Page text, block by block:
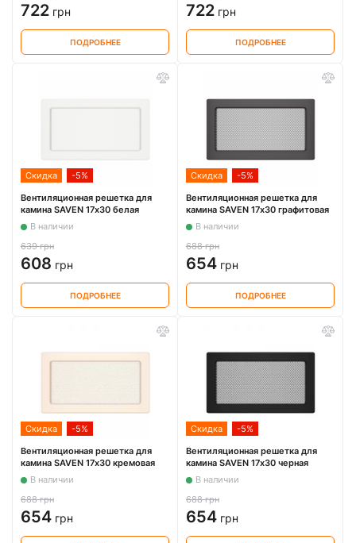
722 грн
ПОДРОБНЕЕ
722 грн
ПОДРОБНЕЕ
Скидка -5%
Вентиляционная решетка для
камина SAVEN 17х30 белая
В наличии
639 грн
608 грн
ПОДРОБНЕЕ
Скидка -5%
Вентиляционная решетка для
камина SAVEN 17х30 графитовая
В наличии
688 грн
654 грн
ПОДРОБНЕЕ
Скидка -5%
Вентиляционная решетка для
камина SAVEN 17х30 кремовая
В наличии
688 грн
654 грн
Скидка -5%
Вентиляционная решетка для
камина SAVEN 17х30 черная
В наличии
688 грн
654 грн